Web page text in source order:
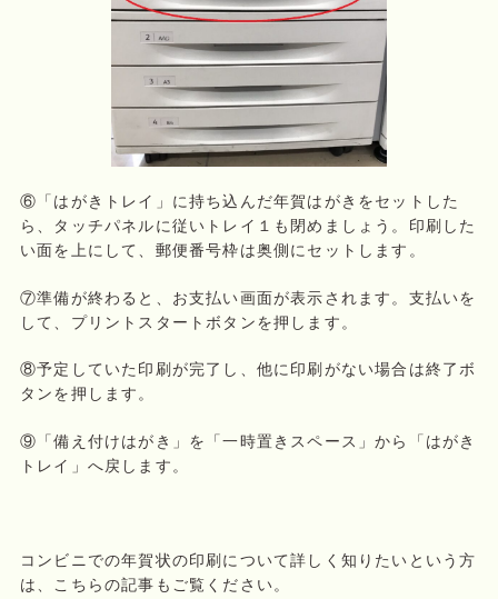
⑥「はがきトレイ」に持ち込んだ年賀はがきをセットした
ら、タッチパネルに従いトレイ１も閉めましょう。印刷した
い面を上にして、郵便番号枠は奥側にセットします。
⑦準備が終わると、お支払い画面が表示されます。支払いを
して、プリントスタートボタンを押します。
⑧予定していた印刷が完了し、他に印刷がない場合は終了ボ
タンを押します。
⑨「備え付けはがき」を「一時置きスペース」から「はがき
トレイ」へ戻します。
コンビニでの年賀状の印刷について詳しく知りたいという方
は、こちらの記事もご覧ください。